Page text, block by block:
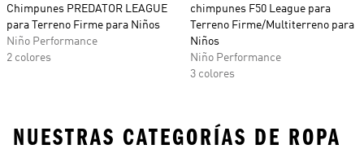
Chimpunes PREDATOR LEAGUE
para Terreno Firme para Niños
Niño Performance
2 colores
chimpunes F50 League para
Terreno Firme/Multiterreno para
Niños
Niño Performance
3 colores
NUESTRAS CATEGORÍAS DE ROPA